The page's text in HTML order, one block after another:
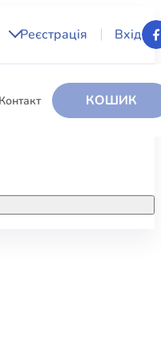
Реєстрація Вхід
КОШИК